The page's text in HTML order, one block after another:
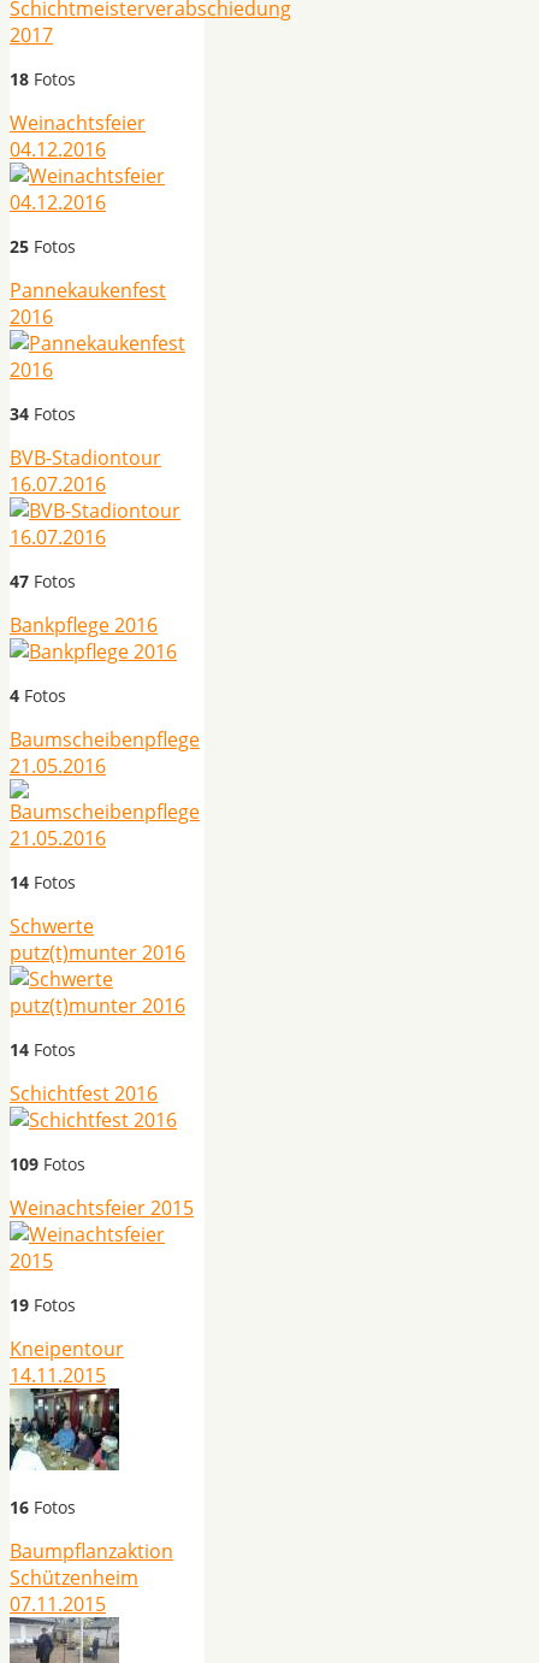
18 Fotos
Weinachtsfeier
04.12.2016
25 Fotos
Pannekaukenfest
2016
34 Fotos
BVB-Stadiontour
16.07.2016
47 Fotos
Bankpflege 2016
4 Fotos
Baumscheibenpflege
21.05.2016
14 Fotos
Schwerte
putz(t)munter 2016
14 Fotos
Schichtfest 2016
109 Fotos
Weinachtsfeier 2015
19 Fotos
Kneipentour
14.11.2015
16 Fotos
Baumpflanzaktion
Schützenheim
07.11.2015